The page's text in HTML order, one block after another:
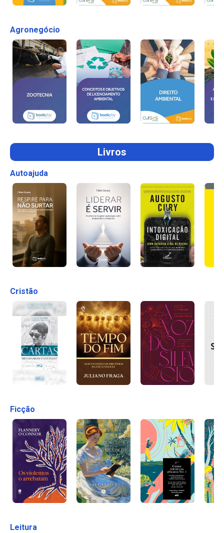
Agronegócio
Livros
Autoajuda
Cristão
Ficção
Leitura